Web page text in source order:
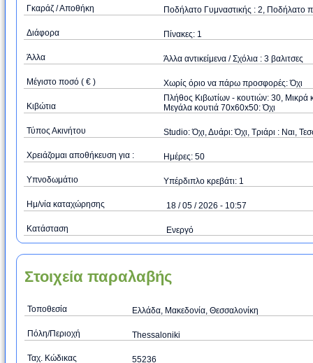
Γκαράζ / Αποθήκη Ποδήλατο Γυμναστικής : 2, Ποδήλατο
Διάφορα Πίνακες: 1
Άλλα Άλλα αντικείμενα / Σχόλια : 3 βαλιτσες
Μέγιστο ποσό ( € ) Xωρίς όριο να πάρω προσφορές: Όχι
Κιβώτια
Πλήθος Κιβωτίων - κουτιών: 30, Μικρά
Μεγάλα κουτιά 70x60x50: Όχι
Τύπος Ακινήτου Studio: Όχι, Δυάρι: Όχι, Τριάρι : Ναι,
Χρειάζομαι αποθήκευση για : Hμέρες: 50
Υπνοδωμάτιο Υπέρδιπλο κρεβάτι: 1
Ημ/νία καταχώρησης 18 / 05 / 2026 - 10:57
Κατάσταση Ενεργό
Στοιχεία παραλαβής
Τοποθεσία Ελλάδα, Μακεδονία, Θεσσαλονίκη
Πόλη/Περιοχή Thessaloniki
Ταχ. Κώδικας 55236